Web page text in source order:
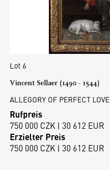
Lot 6
Vincent Sellaer (1490 - 1544)
ALLEGORY OF PERFECT LOVE
Rufpreis
750 000 CZK | 30 612 EUR
Erzielter Preis
750 000 CZK | 30 612 EUR